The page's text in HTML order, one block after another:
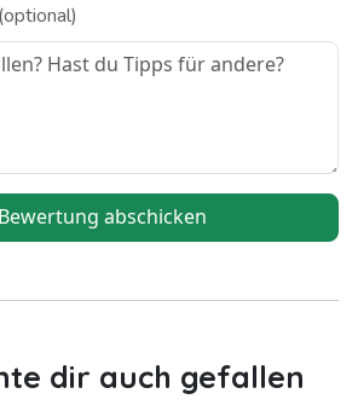
(optional)
Bewertung abschicken
dir auch gefallen